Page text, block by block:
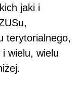
jaki i
terytorialnego,
wielu, wielu